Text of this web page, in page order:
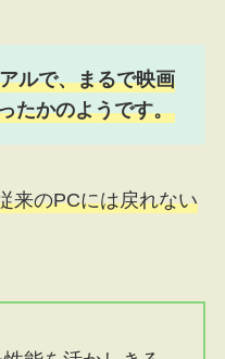
ルで、まるで映画
たかのようです。
来のPCには戻れない